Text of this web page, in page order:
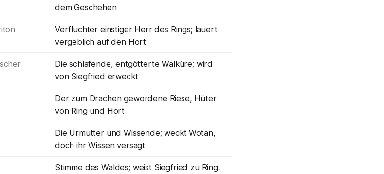
dem Geschehen
Verfluchter einstiger Herr des Rings; lauert
vergeblich auf den Hort
Die schlafende, entgötterte Walküre; wird
von Siegfried erweckt
Der zum Drachen gewordene Riese, Hüter
von Ring und Hort
Die Urmutter und Wissende; weckt Wotan,
doch ihr Wissen versagt
Stimme des Waldes; weist Siegfried zu Ring,